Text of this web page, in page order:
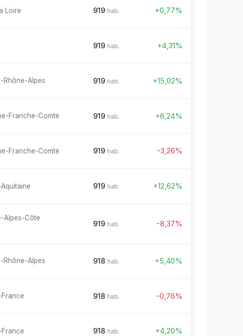
Loire 919 hab. +0,77%
919 hab. +4,31%
Rhône-Alpes 919 hab. +15,02%
Franche-Comté 919 hab. +6,24%
Franche-Comté 919 hab. -3,26%
919 hab. +12,62%
Alpes-Côte
919 hab. -8,37%
Rhône-Alpes 918 hab. +5,40%
918 hab. -0,76%
918 hab. +4,20%